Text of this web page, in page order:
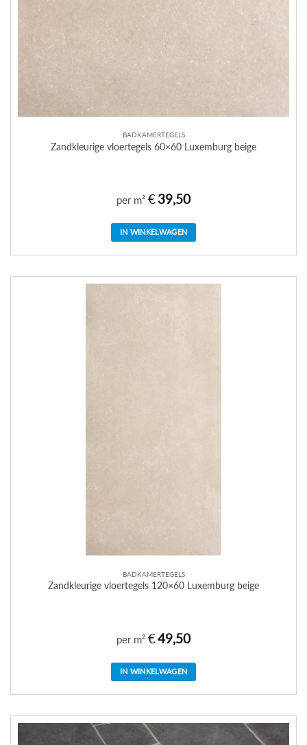
BADKAMERTEGELS
Zandkleurige vloertegels 60×60 Luxemburg beige
per m² €39,50
IN WINKELWAGEN
BADKAMERTEGELS
Zandkleurige vloertegels 120×60 Luxemburg beige
per m² €49,50
IN WINKELWAGEN